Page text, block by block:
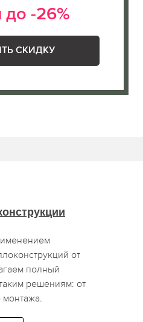
до -26%
СКИДКУ
от
полный
решениям: от